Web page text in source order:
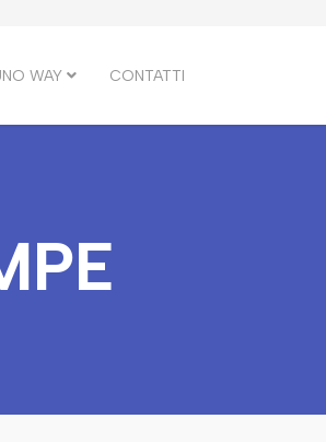
WAY CONTATTI